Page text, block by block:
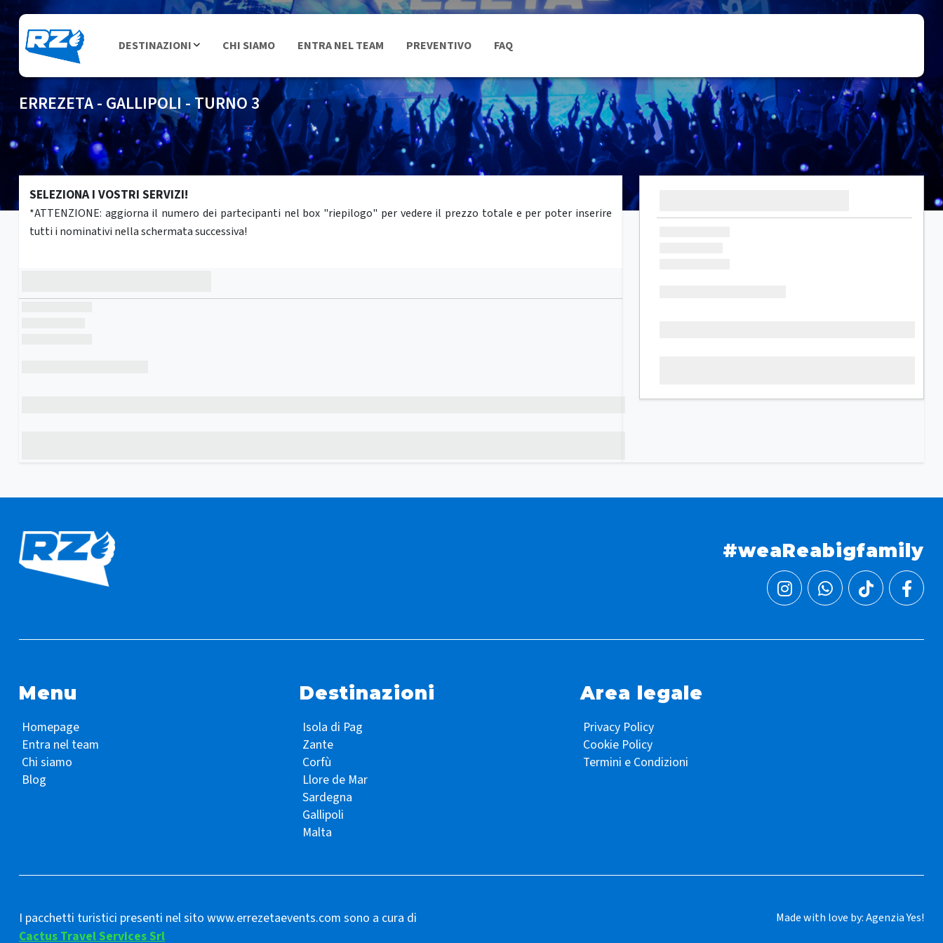
DESTINAZIONI CHI SIAMO ENTRA NEL TEAM PREVENTIVO FAQ
ERREZETA - GALLIPOLI - TURNO 3
SELEZIONA I VOSTRI SERVIZI!
*ATTENZIONE: aggiorna il numero dei partecipanti nel box "riepilogo" per vedere il prezzo totale e per poter inserire
tutti i nominativi nella schermata successiva!
#weaReabigfamily
Menu
Homepage
Entra nel team
Chi siamo
Blog
Destinazioni
Isola di Pag
Zante
Corfù
Llore de Mar
Sardegna
Gallipoli
Malta
Area legale
Privacy Policy
Cookie Policy
Termini e Condizioni
I pacchetti turistici presenti nel sito www.errezetaevents.com sono a cura di
Cactus Travel Services Srl
Made with love by:Agenzia Yes!